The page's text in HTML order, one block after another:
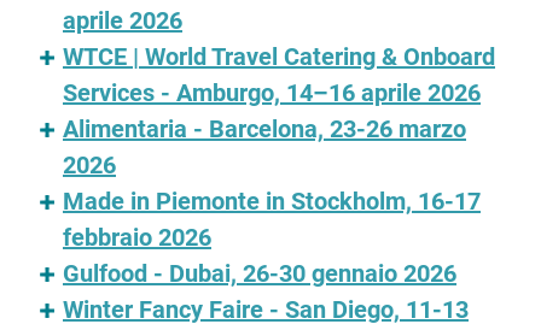
aprile 2026
WTCE | World Travel Catering & Onboard
Services - Amburgo, 14–16 aprile 2026
Alimentaria - Barcelona, 23-26 marzo
2026
Made in Piemonte in Stockholm, 16-17
febbraio 2026
Gulfood - Dubai, 26-30 gennaio 2026
Winter Fancy Faire - San Diego, 11-13